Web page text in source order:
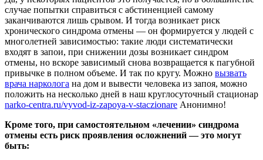
случае попытки справиться с абстиненцией самому
заканчиваются лишь срывом. И тогда возникает риск
хронического синдрома отмены — он формируется у людей с
многолетней зависимостью: такие люди систематически
входят в запои, при снижении дозы возникает синдром
отмены, но вскоре зависимый снова возвращается к пагубной
привычке в полном объеме. И так по кругу. Можно вызвать
врача нарколога на дом и вывести человека из запоя, можно
положить на несколько дней в наш круглосуточный стационар
narko-centra.ru/vyvod-iz-zapoya-v-staczionare Анонимно!
Кроме того, при самостоятельном «лечении» синдрома
отмены есть риск проявления осложнений — это могут
быть: